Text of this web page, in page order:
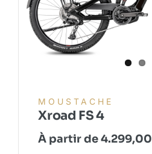
MOUSTACHE
Xroad FS 4
À partir de4.299,00